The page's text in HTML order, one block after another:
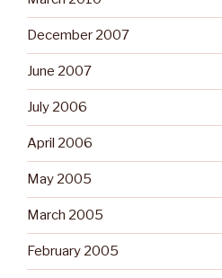
December 2007
June 2007
July 2006
April 2006
May 2005
March 2005
February 2005